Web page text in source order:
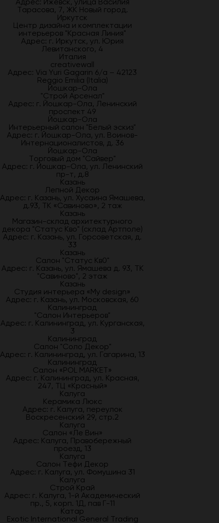
Тарасова, 7, ЖК Новый город.
Иркутск
Центр дизайна и комплектации
интерьеров "Красная Линия"
Адрес: г. Иркутск, ул. Юрия
Левитанского, 4
Италия
creativewall
Адрес: Via Yuri Gagarin 6/a – 42123
Reggio Emilia (Italia)
Йошкар-Ола
"Строй Арсенал"
Адрес: г. Йошкар-Ола, Ленинский
проспект 49
Йошкар-Ола
Интерьерный салон "Белый эскиз"
Адрес: г. Йошкар-Ола, ул. Воинов-
Интернационалистов, д. 36
Йошкар-Ола
Торговый дом "Сайвер"
Адрес: г. Йошкар-Ола, ул. Ленинский
пр-т, д.8
Казань
Лепной Декор
Адрес: г. Казань, ул. Хусаина Ямашева,
д.93, ТК «Савиново», 2 таж
Казань
Магазин-склад архитектурного
декора "Статус Кво" (склад Артполе)
Адрес: г. Казань, ул. Горсоветская, д.
33
Казань
Салон "Статус Кв0"
Адрес: г. Казань, ул. Ямашева д. 93, ТК
"Савиново", 2 этаж
Казань
Студия интерьера «My design»
Адрес: г. Казань, ул. Московская, 60
Калининград
"Салон Интерьеров"
Адрес: г. Калининград, ул. Курганская,
3
Калининград
Салон "Соло Декор"
Адрес: г. Калининград, ул. Гагарина, 13
Калининград
Салон «POL MARKET»
Адрес: г. Калининград, ул. Красная,
247, ТЦ «Красный»
Калуга
Керамика Люкс
Адрес: г. Калуга, переулок
Воскресенский 29, стр.2
Калуга
Салон «Ле Вин»
Адрес: Калуга, Правобережный
проезд, 13
Калуга
Салон Тефи Декор
Адрес: г. Калуга, ул. Фомушина 31
Калуга
Строй Край
Адрес: г. Калуга, 1-й Академический
пр., 5, корп. 1Д, пав Г-11
Катар
Exotic International General Trading